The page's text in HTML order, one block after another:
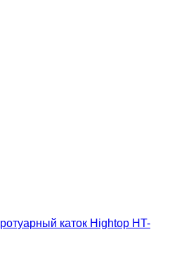
каток Hightop HT-